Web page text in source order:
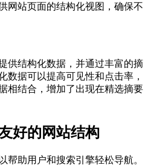
网站页面的结构化视图，确保不
供结构化数据，并通过丰富的摘
数据可以提高可见性和点击率，
相结合，增加了出现在精选摘要
好的网站结构
帮助用户和搜索引擎轻松导航。